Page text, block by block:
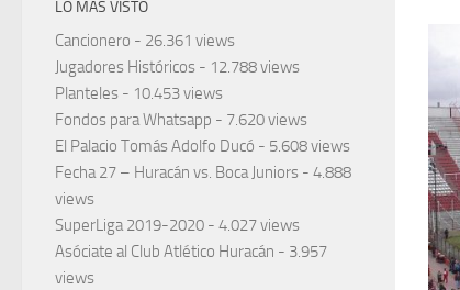
LO MÁS VISTO
Cancionero - 26.361 views
Jugadores Históricos - 12.788 views
Planteles - 10.453 views
Fondos para Whatsapp - 7.620 views
El Palacio Tomás Adolfo Ducó - 5.608 views
Fecha 27 – Huracán vs. Boca Juniors - 4.888
views
SuperLiga 2019-2020 - 4.027 views
Asóciate al Club Atlético Huracán - 3.957
views